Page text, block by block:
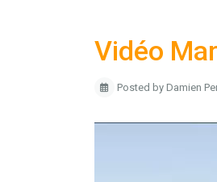
Vidéo
Posted by Damien